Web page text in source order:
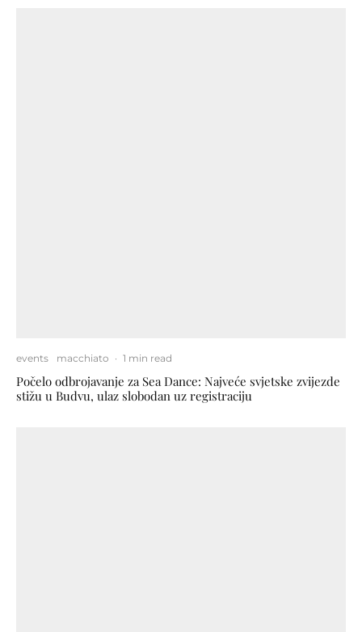
events macchiato · 1 min read
Počelo odbrojavanje za Sea Dance: Najveće svjetske zvijezde
stižu u Budvu, ulaz slobodan uz registraciju